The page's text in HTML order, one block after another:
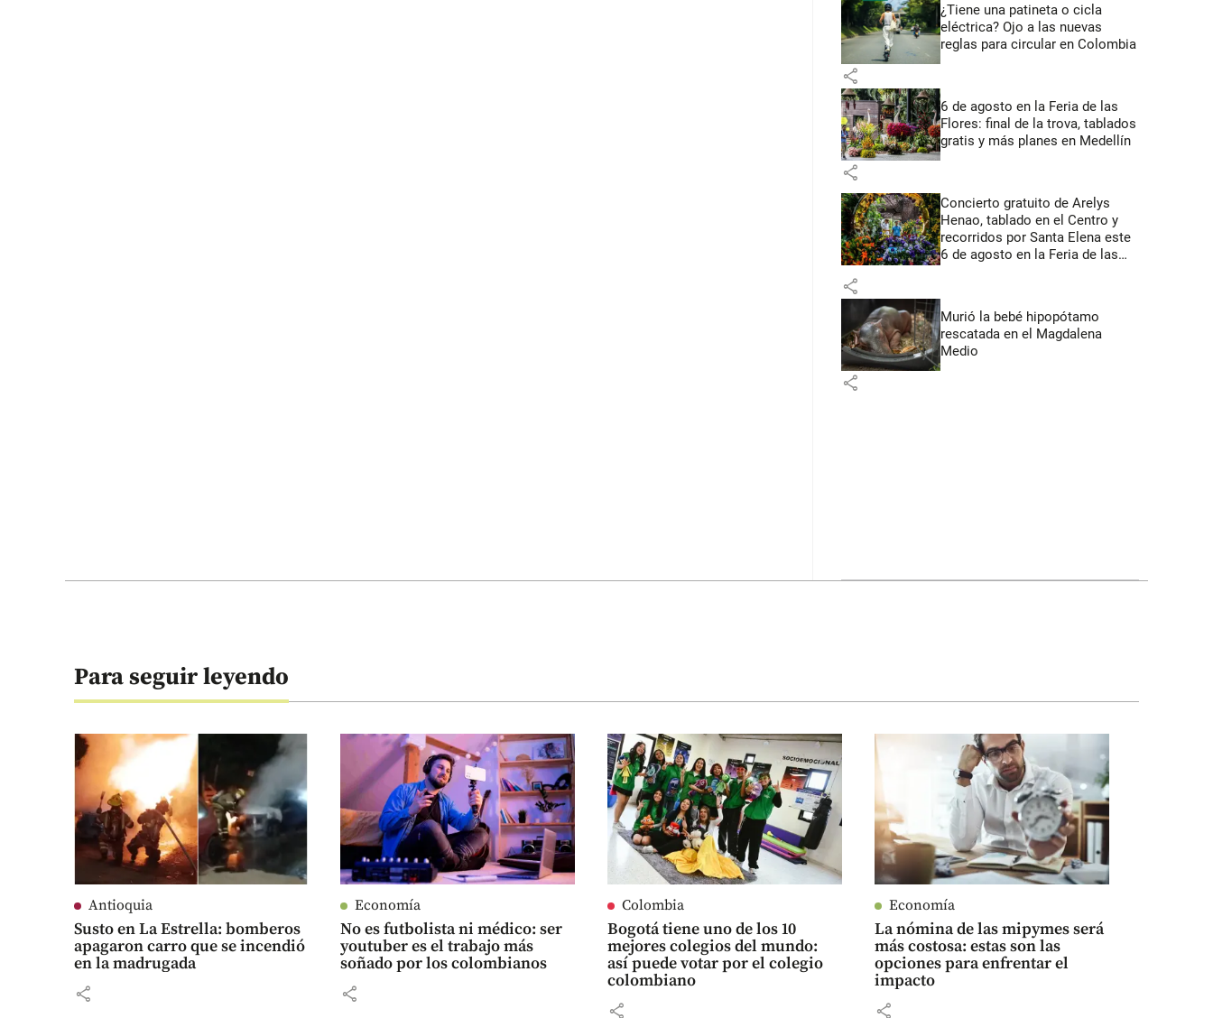
¿Tiene una patineta o cicla
eléctrica? Ojo a las nuevas
reglas para circular en Colombia
share
6 de agosto en la Feria de las
Flores: final de la trova, tablados
gratis y más planes en Medellín
share
Concierto gratuito de Arelys
Henao, tablado en el Centro y
recorridos por Santa Elena este
6 de agosto en la Feria de las
share
Murió la bebé hipopótamo
rescatada en el Magdalena
Medio
share
Para seguir leyendo
Antioquia
Susto en La Estrella: bomberos
apagaron carro que se incendió
en la madrugada
share
Economía
No es futbolista ni médico: ser
youtuber es el trabajo más
soñado por los colombianos
share
Colombia
Bogotá tiene uno de los 10
mejores colegios del mundo:
así puede votar por el colegio
colombiano
share
Economía
La nómina de las mipymes será
más costosa: estas son las
opciones para enfrentar el
impacto
share